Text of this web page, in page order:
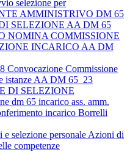
selezione per
AMMINISTRIVO DM 65
SELEZIONE AA DM 65
NOMINA COMMISSIONE
INCARICO AA DM
Convocazione Commissione
istanze AA DM 65_23
DI SELEZIONE
dm 65 incarico ass. amm.
incarico Borrelli
e selezione personale Azioni di
competenze